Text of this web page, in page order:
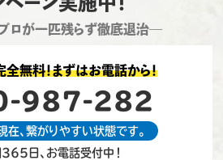
ロが一匹残らず徹底退治―
全無料！まずはお電話から！
987-282
、繋がりやすい状態です。
日、お電話受付中！